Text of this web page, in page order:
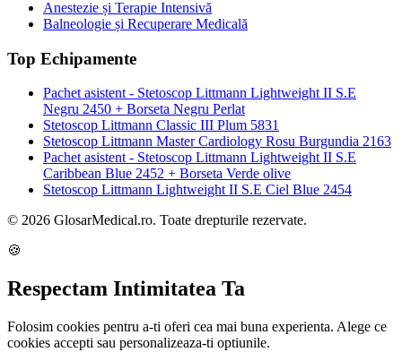
Anestezie și Terapie Intensivă
Balneologie și Recuperare Medicală
Top Echipamente
Pachet asistent - Stetoscop Littmann Lightweight II S.E
Negru 2450 + Borseta Negru Perlat
Stetoscop Littmann Classic III Plum 5831
Stetoscop Littmann Master Cardiology Rosu Burgundia 2163
Pachet asistent - Stetoscop Littmann Lightweight II S.E
Caribbean Blue 2452 + Borseta Verde olive
Stetoscop Littmann Lightweight II S.E Ciel Blue 2454
© 2026 GlosarMedical.ro. Toate drepturile rezervate.
🍪
Respectam Intimitatea Ta
Folosim cookies pentru a-ti oferi cea mai buna experienta. Alege ce
cookies accepti sau personalizeaza-ti optiunile.